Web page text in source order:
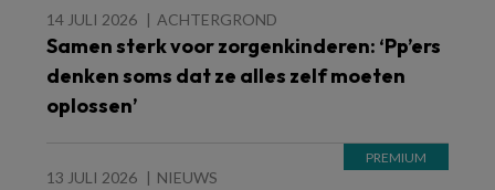
14 JULI 2026 ACHTERGROND
Samen sterk voor zorgenkinderen: ‘Pp’ers
denken soms dat ze alles zelf moeten
oplossen’
13 JULI 2026 NIEUWS